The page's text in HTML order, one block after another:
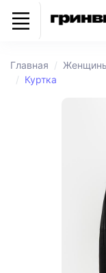
Главная
Куртка